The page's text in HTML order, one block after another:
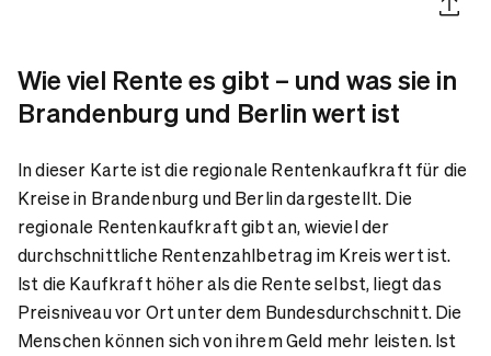
Wie viel Rente es gibt – und was sie in
Brandenburg und Berlin wert ist
In dieser Karte ist die regionale Rentenkaufkraft für die
Kreise in Brandenburg und Berlin dargestellt. Die
regionale Rentenkaufkraft gibt an, wieviel der
durchschnittliche Rentenzahlbetrag im Kreis wert ist.
Ist die Kaufkraft höher als die Rente selbst, liegt das
Preisniveau vor Ort unter dem Bundesdurchschnitt. Die
Menschen können sich von ihrem Geld mehr leisten. Ist